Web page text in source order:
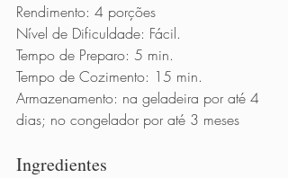
Rendimento: 4 porções
Nível de Dificuldade: Fácil.
Tempo de Preparo: 5 min.
Tempo de Cozimento: 15 min.
Armazenamento: na geladeira por até 4
dias; no congelador por até 3 meses
Ingredientes